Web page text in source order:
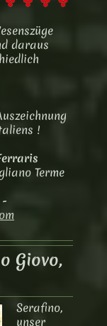
daraus
!
Terme
-
Giovo,
Serafino,
unser